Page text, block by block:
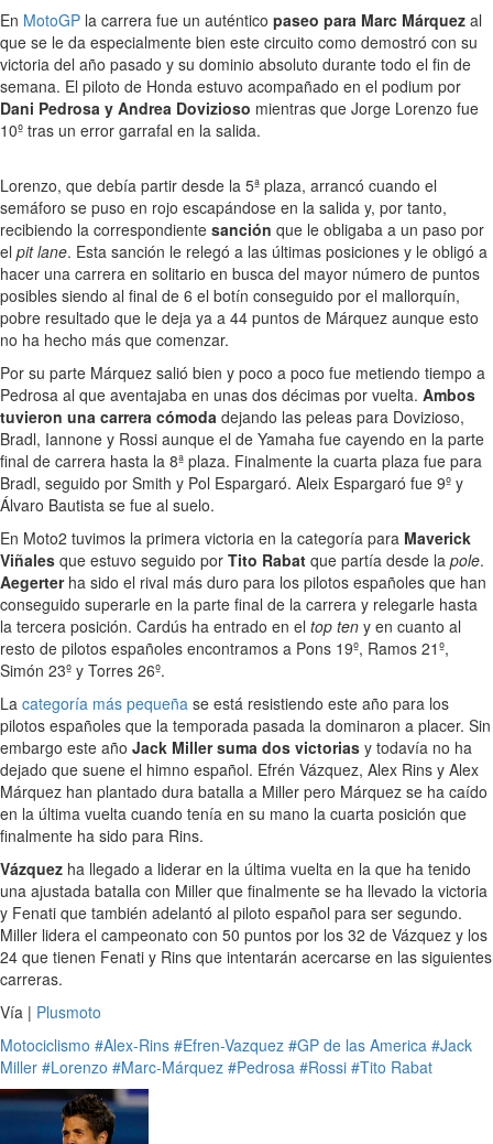
En MotoGP la carrera fue un auténtico paseo para Marc Márquez al
que se le da especialmente bien este circuito como demostró con su
victoria del año pasado y su dominio absoluto durante todo el fin de
semana. El piloto de Honda estuvo acompañado en el podium por
Dani Pedrosa y Andrea Dovizioso mientras que Jorge Lorenzo fue
10º tras un error garrafal en la salida.
Lorenzo, que debía partir desde la 5ª plaza, arrancó cuando el
semáforo se puso en rojo escapándose en la salida y, por tanto,
recibiendo la correspondiente sanción que le obligaba a un paso por
el pit lane. Esta sanción le relegó a las últimas posiciones y le obligó a
hacer una carrera en solitario en busca del mayor número de puntos
posibles siendo al final de 6 el botín conseguido por el mallorquín,
pobre resultado que le deja ya a 44 puntos de Márquez aunque esto
no ha hecho más que comenzar.
Por su parte Márquez salió bien y poco a poco fue metiendo tiempo a
Pedrosa al que aventajaba en unas dos décimas por vuelta. Ambos
tuvieron una carrera cómoda dejando las peleas para Dovizioso,
Bradl, Iannone y Rossi aunque el de Yamaha fue cayendo en la parte
final de carrera hasta la 8ª plaza. Finalmente la cuarta plaza fue para
Bradl, seguido por Smith y Pol Espargaró. Aleix Espargaró fue 9º y
Álvaro Bautista se fue al suelo.
En Moto2 tuvimos la primera victoria en la categoría para Maverick
Viñales que estuvo seguido por Tito Rabat que partía desde la pole.
Aegerterha sido el rival más duro para los pilotos españoles que han
conseguido superarle en la parte final de la carrera y relegarle hasta
la tercera posición. Cardús ha entrado en el top ten y en cuanto al
resto de pilotos españoles encontramos a Pons 19º, Ramos 21º,
Simón 23º y Torres 26º.
La categoría más pequeña se está resistiendo este año para los
pilotos españoles que la temporada pasada la dominaron a placer. Sin
embargo este año Jack Miller suma dos victorias y todavía no ha
dejado que suene el himno español. Efrén Vázquez, Alex Rins y Alex
Márquez han plantado dura batalla a Miller pero Márquez se ha caído
en la última vuelta cuando tenía en su mano la cuarta posición que
finalmente ha sido para Rins.
Vázquez ha llegado a liderar en la última vuelta en la que ha tenido
una ajustada batalla con Miller que finalmente se ha llevado la victoria
y Fenati que también adelantó al piloto español para ser segundo.
Miller lidera el campeonato con 50 puntos por los 32 de Vázquez y los
24 que tienen Fenati y Rins que intentarán acercarse en las siguientes
carreras.
Vía | Plusmoto
Motociclismo #Alex-Rins #Efren-Vazquez #GP de las America #Jack
Miller #Lorenzo #Marc-Márquez #Pedrosa #Rossi #Tito Rabat